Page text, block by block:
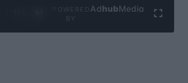
Ad hubMedia